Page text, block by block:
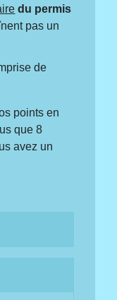
du permis
pas un
de
points en
que 8
avez un